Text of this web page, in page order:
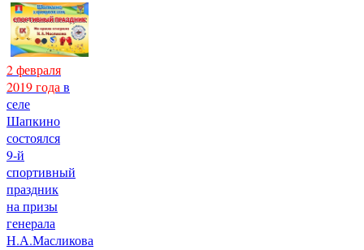
2 февраля
2019 годав
селе
Шапкино
состоялся
9-й
спортивный
праздник
на призы
генерала
Н.А.Масликова